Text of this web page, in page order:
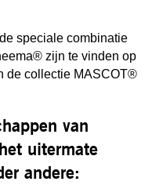
speciale combinatie
zijn te vinden op
de collectie MASCOT®
van
uitermate
andere: